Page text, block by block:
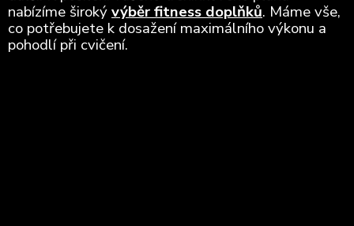
nabízíme širokývýběr fitness doplňků. Máme vše,
co potřebujete k dosažení maximálního výkonu a
pohodlí při cvičení.